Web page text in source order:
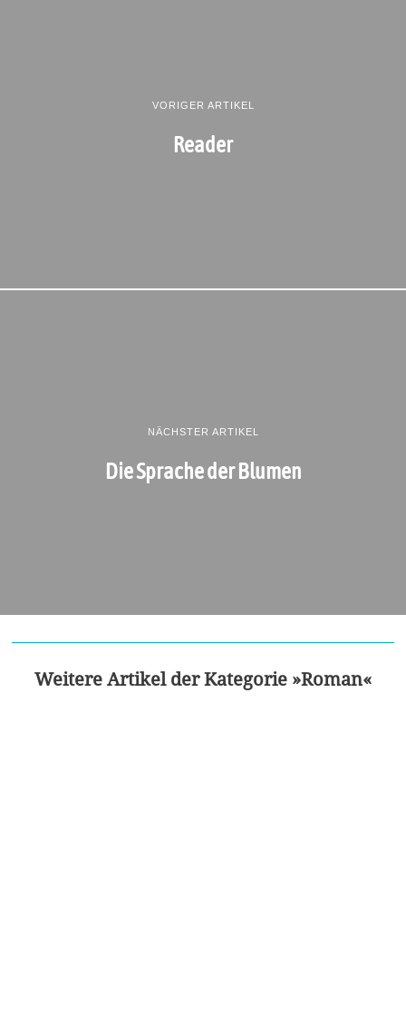
VORIGER ARTIKEL
Reader
NÄCHSTER ARTIKEL
Die Sprache der Blumen
Weitere Artikel der Kategorie »Roman«